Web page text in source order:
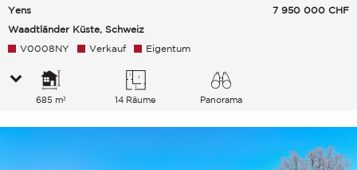
Yens
Waadtländer Küste, Schweiz
7 950 000 CHF
V0008NY Verkauf Eigentum
685 m² 14 Räume
Panorama